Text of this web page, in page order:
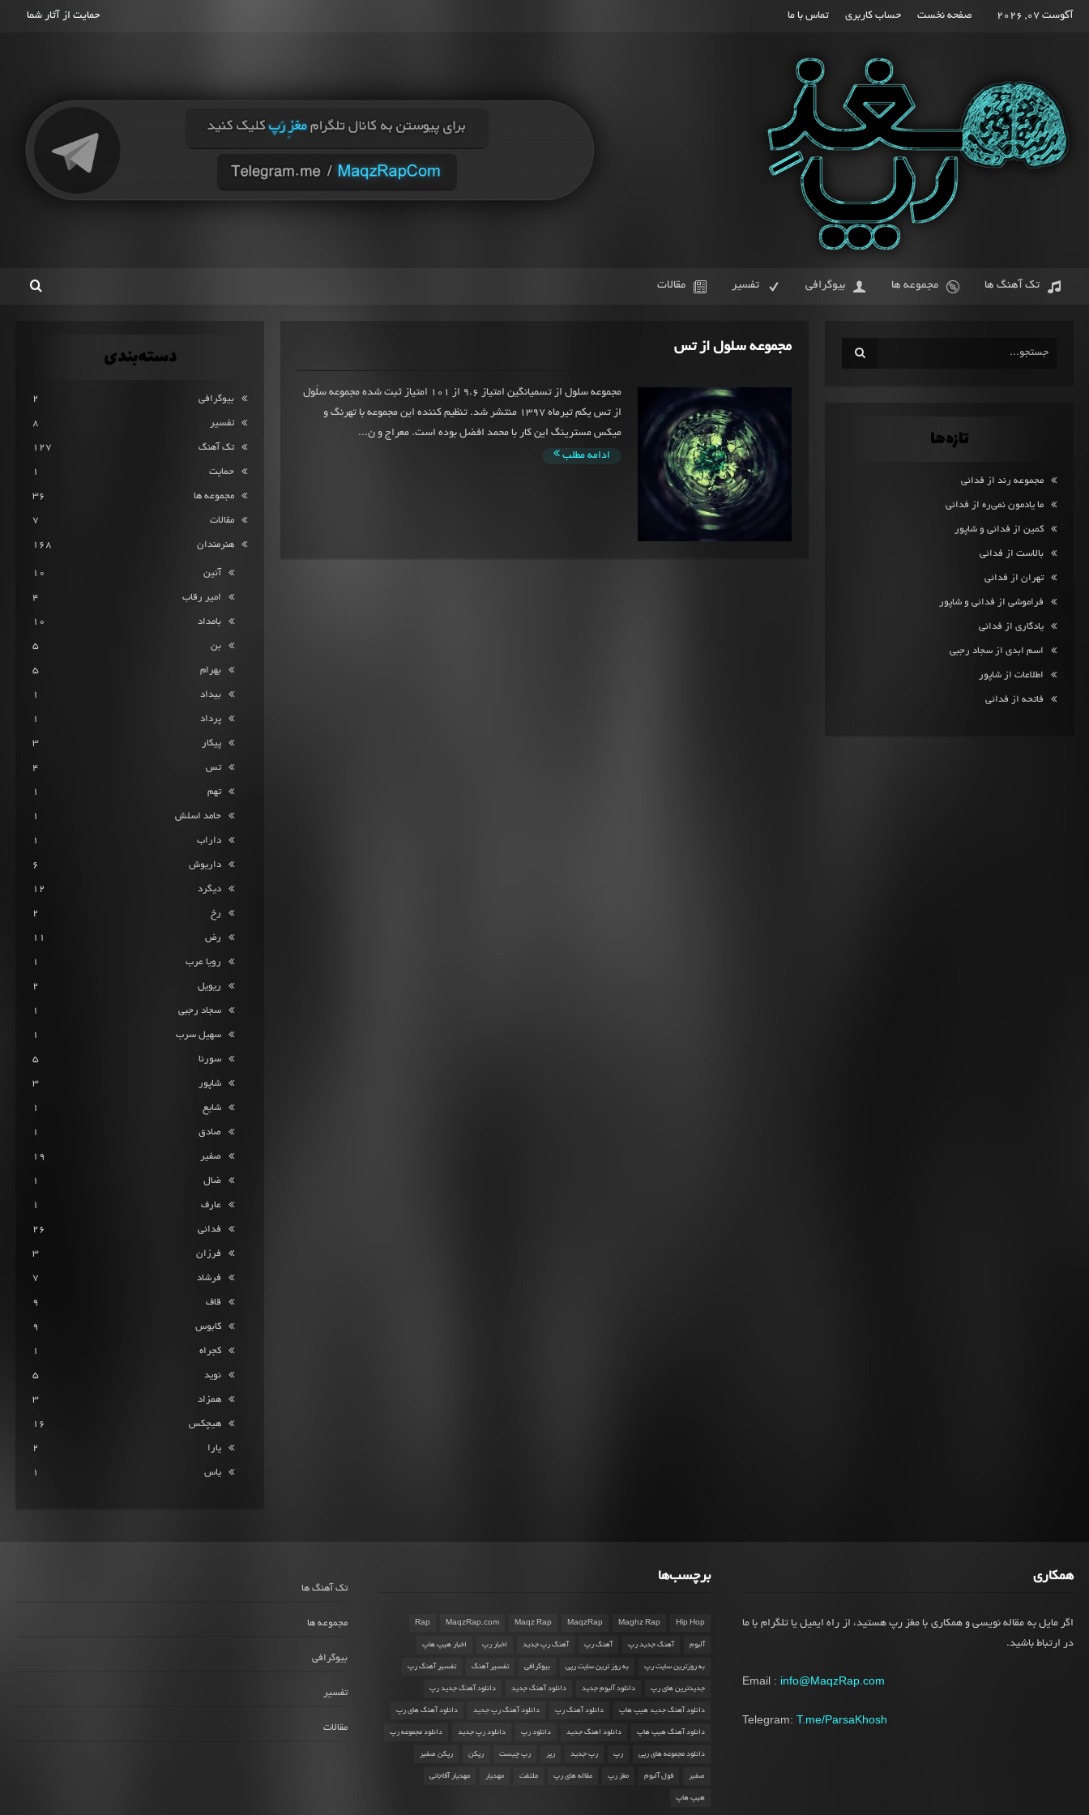
آگوست 07, 2026 حمایت از آثار شما صفحه نخست حساب کاربری تماس با ما
تک آهنگ ها مجموعه ها بیوگرافی تفسیر مقالات
مجموعه سلول از تس
مجموعه سلول از تسمیانگین امتیاز 9.6 از 101 امتیاز ثبت شده مجموعه سلّول
از تس یکم تیرماه 1397 منتشر شد. تنظیم کننده این مجموعه با تهرنگ و
میکس مسترینگ این کار با محمد افضل بوده است. معراج و ن...
ادامه مطلب
دسته‌بندی
بیوگرافی 2
تفسیر 8
تک آهنگ 127
حمایت 1
مجموعه ها 36
مقالات 7
هنرمندان 168
آئین 10
امیر رقاب 4
بامداد 10
بن 5
بهرام 5
بیداد 1
پرداد 1
پیکار 3
تس 4
تهم 1
حامد اسلش 1
داراب 1
داریوش 6
دیگرد 12
رخ 2
رض 11
رویا عرب 1
ریویل 2
سجاد رجبی 1
سهیل سرب 1
سورنا 5
شاپور 3
شایع 1
صادق 1
صفیر 19
ضال 1
عارف 1
فدائی 26
فرزان 3
فرشاد 7
قاف 9
کابوس 9
کجراه 1
نوید 5
همزاد 3
هیچکس 16
یارا 2
یاس 1
تازه‌ها
مجموعه رند از فدائی
ما یادمون نمی‌ره از فدائی
کمین از فدائی و شاپور
بالاست از فدائی
تهران از فدائی
فراموشی از فدائی و شاپور
یادگاری از فدائی
اسم ابدی از سجاد رجبی
اطلاعات از شاپور
فاتحه از فدائی
همکاری
اگر مایل به مقاله نویسی و همکاری با مغز رپ هستید، از راه ایمیل یا تلگرام با ما
در ارتباط باشید.
Email : info@MaqzRap.com
Telegram:T.me/ParsaKhosh
برچسب‌ها
Hip Hop
Maghz Rap
MaqzRap
Maqz Rap
MaqzRap.com
Rap
آلبوم آهنگ جدید رپ آهنگ رپ آهنگ رپ جدید اخبار رپ اخبار هیپ هاپ
به روزترین سایت رپ به روز ترین سایت رپی بیوگرافی تفسیر آهنگ تفسیر آهنگ رپ
جدیدترین های رپ دانلود آلبوم جدید دانلود آهنگ جدید دانلود آهنگ جدید رپ
دانلود آهنگ جدید هیپ هاپ دانلود آهنگ رپ دانلود آهنگ رپ جدید دانلود آهنگ های رپ
دانلود آهنگ هیپ هاپ دانلود اهنگ جدید دانلود رپ دانلود رپ جدید دانلود مجموعه رپ
دانلود مجموعه های رپی رپ رپ جدید رپر رپ چیست رپکن رپکن صفیر
صفیر فول آلبوم مغز رپ مقاله های رپ ملتفت مهدیار مهدیار آقاجانی
هیپ هاپ
تک آهنگ ها
مجموعه ها
بیوگرافی
تفسیر
مقالات